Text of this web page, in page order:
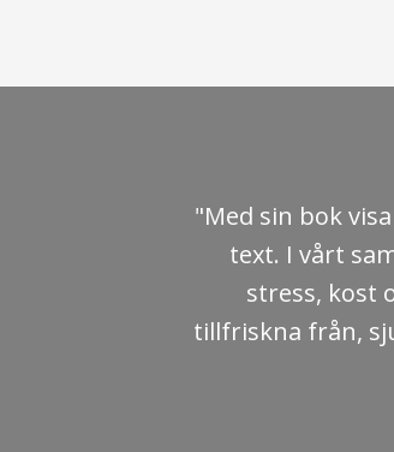
"Denna bok är
källa att